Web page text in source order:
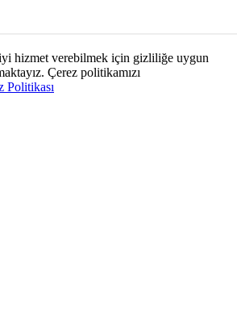
hizmet verebilmek için gizliliğe uygun
Çerez politikamızı
Politikası